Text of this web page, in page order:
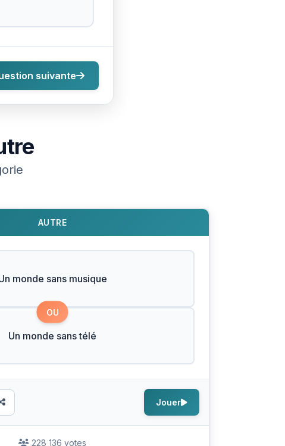
suivante
AUTRE
monde sans musique
OU
Un monde sans télé
Jouer
228 136 votes